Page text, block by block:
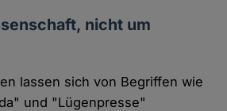
nicht um
lassen sich von Begriffen wie
und "Lügenpresse"